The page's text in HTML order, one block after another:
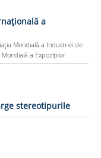
a
Mondială a Industriei de
a Expoziţiilor.
stereotipurile